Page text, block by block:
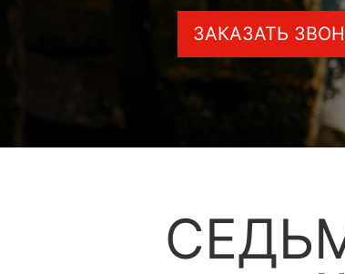
ЗАКАЗАТЬ